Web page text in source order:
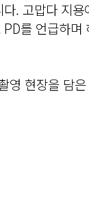
. 고맙다 지
를 언급하
영 현장을 담